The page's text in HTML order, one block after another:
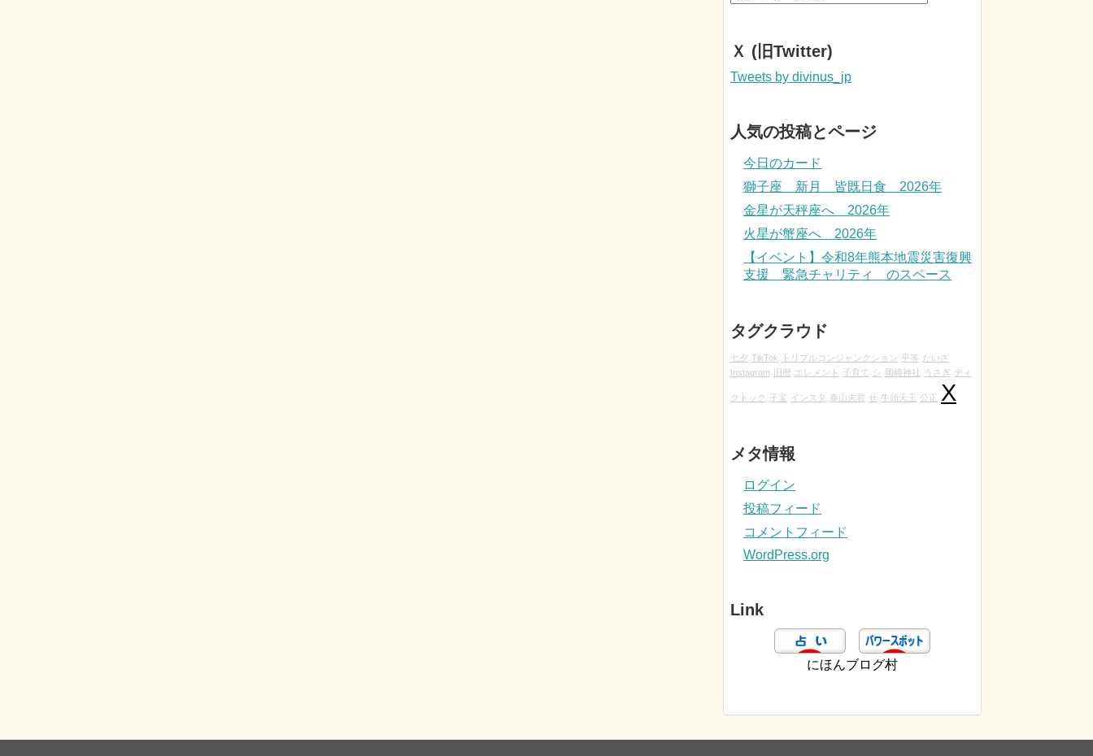
Ｘ (旧Twitter)
Tweets by divinus_jp
人気の投稿とページ
今日のカード
獅子座 新月 皆既日食 2026年
金星が天秤座へ 2026年
火星が蟹座へ 2026年
【イベント】令和8年熊本地震災害復興
支援 緊急チャリティ のスペース
タグクラウド
七夕 TikTok トリプルコンジャンクション 平等 たいざ
Instagram
旧暦 エレメント 子育て シ 岡崎神社 うさぎ ティ
クトック 子宝 インスタ 泰山夫君 せ 牛頭天王 公正 X
メタ情報
ログイン
投稿フィード
コメントフィード
WordPress.org
Link
にほんブログ村